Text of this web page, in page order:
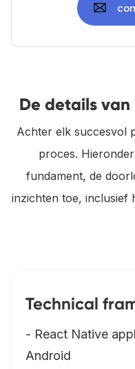
De details
Achter elk succesvol
proces.
fundament, de
inzichten toe, inclusief
Technical
- React Native
Android